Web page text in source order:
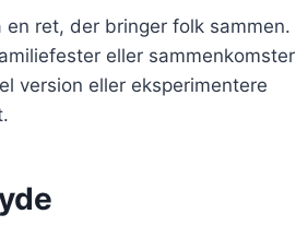
ret, der bringer folk sammen.
eller sammenkomster
version eller eksperimentere